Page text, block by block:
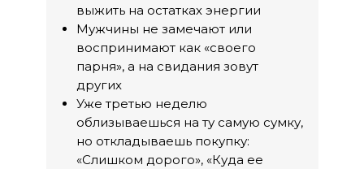
выжить на остатках энергии
Мужчины не замечают или
воспринимают как «своего
парня», а на свидания зовут
других
Уже третью неделю
облизываешься на ту самую сумку,
но откладываешь покупку:
«Слишком дорого», «Куда ее